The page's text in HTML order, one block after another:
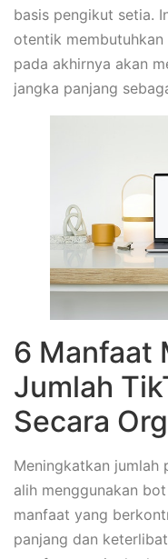
basis pengikut setia.
otentik membutuhkan
pada akhirnya akan
jangka panjang
6 Manfaat
Jumlah
Secara
Meningkatkan jumlah
alih menggunakan
manfaat yang
panjang dan